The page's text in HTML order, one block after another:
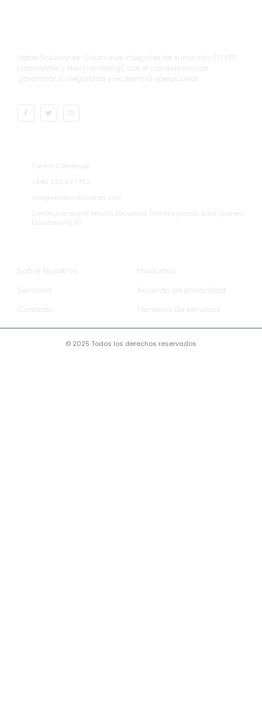
Vertex Soluciones: Soluciones integrales de suministro (TI, EPP,
Lubricantes y Merchandising), con el compromiso de
garantizar su seguridad y excelencia operacional.
Centro Comercial
+240 222 697 752
info@vertexsoluciones.com
Centro comercial Mbuña Bocamba, Primera planta. Bata, Guinea
Ecuatorial (EG)
Sobre Nosotros
Servicios
Contacto
Productos
Acuerdo de privacidad
Terminos de servicios
© 2025 Todos los derechos reservados